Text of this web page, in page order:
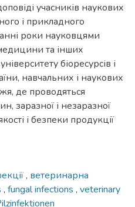
учасників наукових
і прикладного
роки науковцями
та інших
біоресурсів і
навчальних і наукових
де проводяться
заразної і незаразної
і безпеки продукції
, ветеринарна
, fungal infections , veterinary